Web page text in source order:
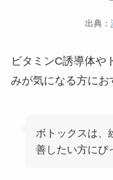
出典：
ビタミンC誘導体や
みが気になる方にお
ボトックスは、
善したい方にぴ